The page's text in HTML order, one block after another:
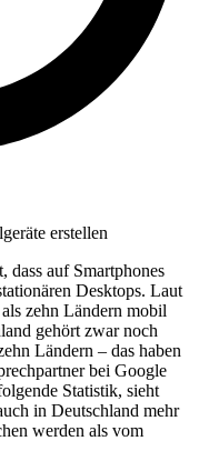
auf Smartphones
Desktops. Laut
zehn Ländern mobil
gehört zwar noch
Ländern – das haben
bei Google
Statistik, sieht
in Deutschland mehr
werden als vom